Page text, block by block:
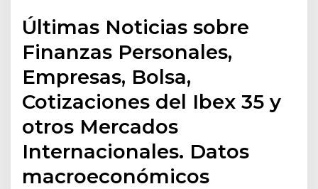
Últimas Noticias sobre
Finanzas Personales,
Empresas, Bolsa,
Cotizaciones del Ibex 35 y
otros Mercados
Internacionales. Datos
macroeconómicos